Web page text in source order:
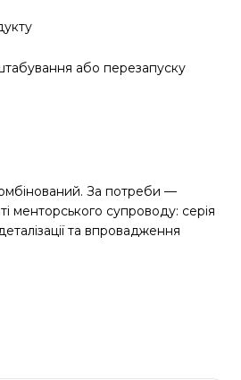
або перезапуску
За потреби —
менторського супроводу: серія
та впровадження